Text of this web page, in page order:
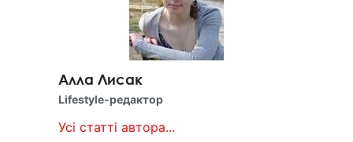
Алла Лисак
Lifestyle-редактор
Усі статті автора...